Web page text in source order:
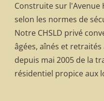
Construite sur l'Avenue
selon les normes de
Notre CHSLD privé
âgées, aînés et
depuis mai 2005 de la
résidentiel propice aux